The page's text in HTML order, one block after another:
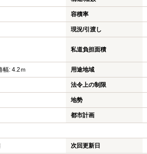
容積率
現況/引渡し
私道負担面積
幅: 4.2ｍ 用途地域
法令上の制限
地勢
都市計画
次回更新日